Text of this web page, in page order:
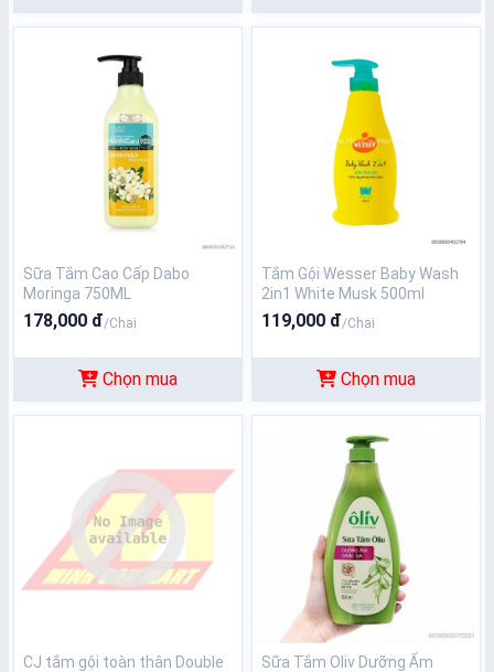
Sữa Tắm Cao Cấp Dabo
Moringa 750ML
178,000 đ/Chai
Chọn mua
Tắm Gội Wesser Baby Wash
2in1 White Musk 500ml
119,000 đ/Chai
Chọn mua
CJ tắm gội toàn thân Double
Sữa Tắm Oliv Dưỡng Ẩm